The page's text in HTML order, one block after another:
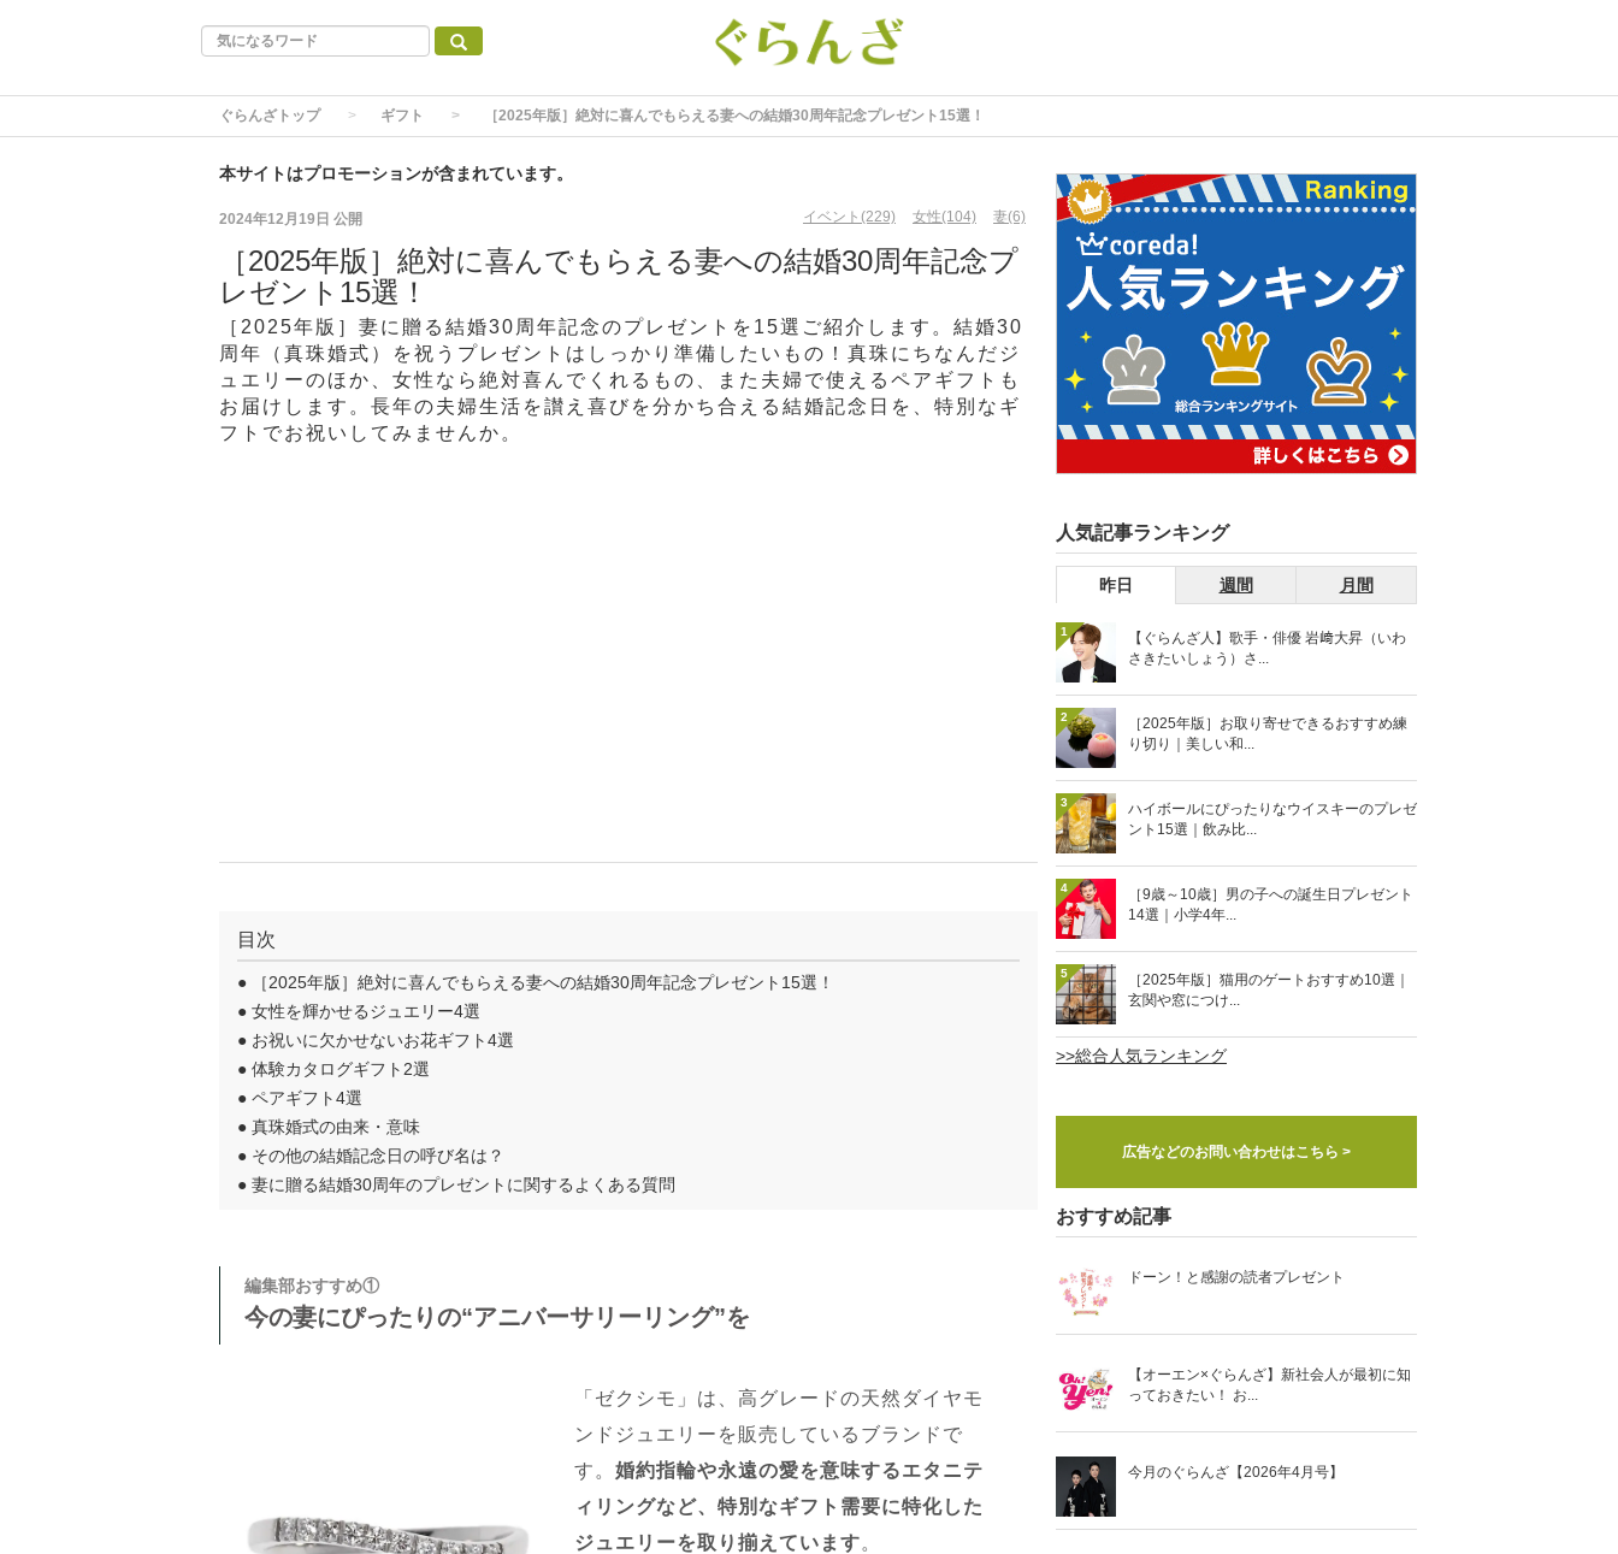
ぐらんざトップ ギフト ［2025年版］絶対に喜んでもらえる妻への結婚30周年記念プレゼント15選！
本サイトはプロモーションが含まれています。
2024年12月19日 公開 イベント(229) 女性(104) 妻(6)
［2025年版］絶対に喜んでもらえる妻への結婚30周年記念プ
レゼント15選！
［2025年版］妻に贈る結婚30周年記念のプレゼントを15選ご紹介します。結婚30
周年（真珠婚式）を祝うプレゼントはしっかり準備したいもの！真珠にちなんだジ
ュエリーのほか、女性なら絶対喜んでくれるもの、また夫婦で使えるペアギフトも
お届けします。長年の夫婦生活を讃え喜びを分かち合える結婚記念日を、特別なギ
フトでお祝いしてみませんか。
目次
● ［2025年版］絶対に喜んでもらえる妻への結婚30周年記念プレゼント15選！
● 女性を輝かせるジュエリー4選
● お祝いに欠かせないお花ギフト4選
● 体験カタログギフト2選
● ペアギフト4選
● 真珠婚式の由来・意味
● その他の結婚記念日の呼び名は？
● 妻に贈る結婚30周年のプレゼントに関するよくある質問
編集部おすすめ①
今の妻にぴったりの“アニバーサリーリング”を
「ゼクシモ」は、高グレードの天然ダイヤモ
ンドジュエリーを販売しているブランドで
す。 婚約指輪や永遠の愛を意味するエタニテ
ィリングなど、特別なギフト需要に特化した
ジュエリーを取り揃えています。
人気記事ランキング
昨日 週間 月間
1
【ぐらんざ人】歌手・俳優 岩﨑大昇（いわ
さきたいしょう）さ...
2
［2025年版］お取り寄せできるおすすめ練
り切り｜美しい和...
3
ハイボールにぴったりなウイスキーのプレゼ
ント15選｜飲み比...
4
［9歳～10歳］男の子への誕生日プレゼント
14選｜小学4年...
5
［2025年版］猫用のゲートおすすめ10選｜
玄関や窓につけ...
>>総合人気ランキング
広告などのお問い合わせはこちら >
おすすめ記事
ドーン！と感謝の読者プレゼント
【オーエン×ぐらんざ】新社会人が最初に知
っておきたい！ お...
今月のぐらんざ【2026年4月号】